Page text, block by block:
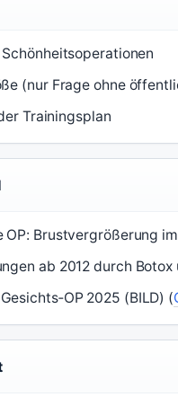
(nur Frage ohne
Trainingsplan
OP: Brustvergrößerung
ab 2012 durch Botox
2025 (BILD) (